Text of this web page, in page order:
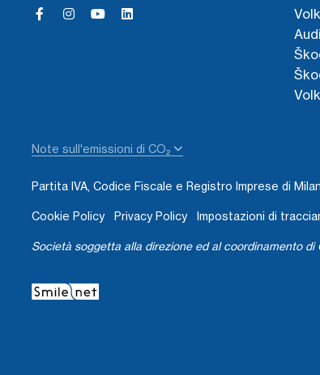
Note sull'emissioni di CO₂
Partita IVA, Codice Fiscale e Registro Imprese di
Cookie Policy Privacy Policy Impostazioni di
Società soggetta alla direzione ed al coordinamento di